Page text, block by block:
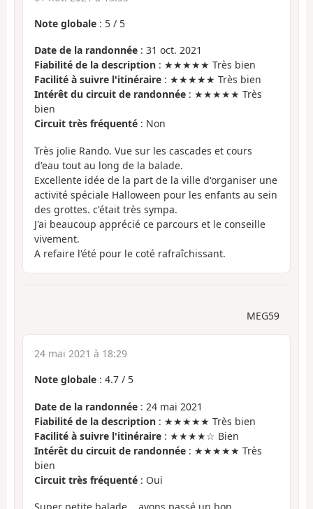
Note globale : 5 / 5
Date de la randonnée : 31 oct. 2021
Fiabilité de la description : ★★★★★ Très bien
Facilité à suivre l'itinéraire : ★★★★★ Très bien
Intérêt du circuit de randonnée : ★★★★★ Très
bien
Circuit très fréquenté : Non
Très jolie Rando. Vue sur les cascades et cours
d'eau tout au long de la balade.
Excellente idée de la part de la ville d'organiser une
activité spéciale Halloween pour les enfants au sein
des grottes. c'était très sympa.
J'ai beaucoup apprécié ce parcours et le conseille
vivement.
A refaire l'été pour le coté rafraîchissant.
MEG59
24 mai 2021 à 18:29
Note globale : 4.7 / 5
Date de la randonnée : 24 mai 2021
Fiabilité de la description : ★★★★★ Très bien
Facilité à suivre l'itinéraire : ★★★★☆ Bien
Intérêt du circuit de randonnée : ★★★★★ Très
bien
Circuit très fréquenté : Oui